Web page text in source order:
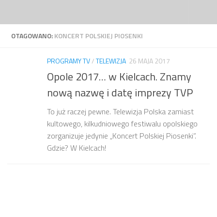
OTAGOWANO:KONCERT POLSKIEJ PIOSENKI
PROGRAMY TV/TELEWIZJA 26 MAJA 2017
Opole 2017… w Kielcach. Znamy
nową nazwę i datę imprezy TVP
To już raczej pewne. Telewizja Polska zamiast
kultowego, kilkudniowego festiwalu opolskiego
zorganizuje jedynie „Koncert Polskiej Piosenki”.
Gdzie? W Kielcach!